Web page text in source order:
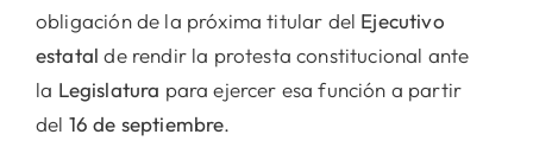
obligación de la próxima titular del Ejecutivo
estatal de rendir la protesta constitucional ante
la Legislatura para ejercer esa función a partir
del 16 de septiembre.